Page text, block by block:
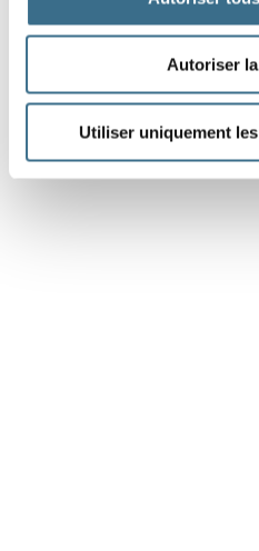
Autoriser
Utiliser uniquement
être", c'est que ... the verb
Example:Si ce n'est paseux